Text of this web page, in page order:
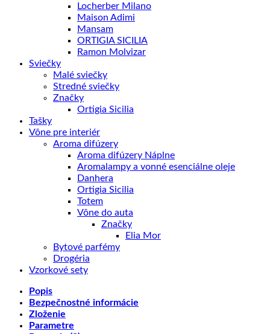
Locherber Milano
Maison Adimi
Mansam
ORTIGIA SICILIA
Ramon Molvizar
Sviečky
Malé sviečky
Stredné sviečky
Značky
Ortigia Sicilia
Tašky
Vône pre interiér
Aroma difúzery
Aroma difúzery Náplne
Aromalampy a vonné esenciálne oleje
Danhera
Ortigia Sicilia
Totem
Vône do auta
Značky
Elia Mor
Bytové parfémy
Drogéria
Vzorkové sety
Popis
Bezpečnostné informácie
Zloženie
Parametre